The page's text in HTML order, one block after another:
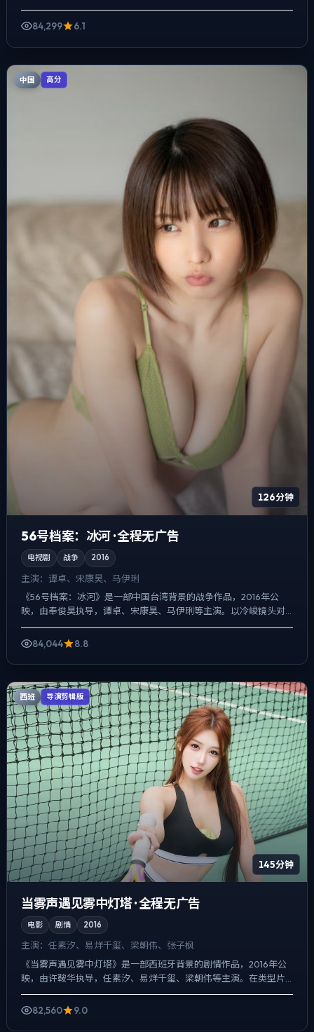
与固定机位交替出现，冲突并非来自夸张奇观，而来自信息差与...
84,299
6.1
中国 高分
126分钟
56号档案：冰河 · 全程无广告
电视剧 战争 2016
主演： 谭卓、宋康昊、马伊琍
《56号档案：冰河》是一部中国台湾背景的战争作品，2016年公
映，由奉俊昊执导，谭卓、宋康昊、马伊琍等主演。以冷峻镜头对
84,044
8.8
西班 导演剪辑版
145分钟
当雾声遇见雾中灯塔 · 全程无广告
电影 剧情 2016
主演： 任素汐、易烊千玺、梁朝伟、张子枫
《当雾声遇见雾中灯塔》是一部西班牙背景的剧情作品，2016年公
映，由许鞍华执导，任素汐、易烊千玺、梁朝伟等主演。在类型片
框架里埋入作者式旁白与留白，人物在道德灰区反复试探，观众...
82,560
9.0